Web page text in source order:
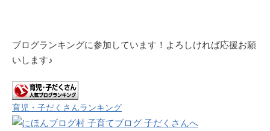
ブログランキングに参加しています！よろしければ応援お願
いします♪
育児・子だくさんランキング